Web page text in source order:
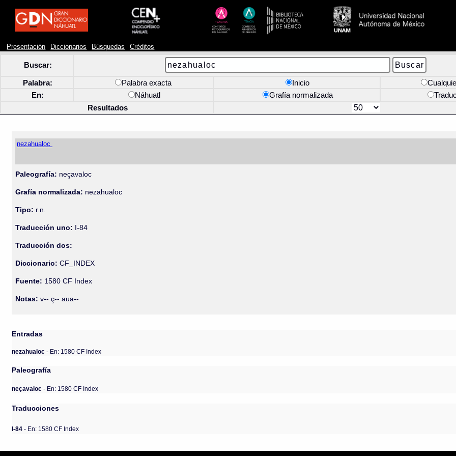
Presentación Diccionarios Búsquedas Créditos
Buscar:
Palabra: Palabra exacta Inicio
En:
Náhuatl Grafía normalizada
Resultados
nezahualoc
Paleografía: neçavaloc
Grafía normalizada: nezahualoc
Tipo: r.n.
Traducción uno: I-84
Traducción dos:
Diccionario:CF_INDEX
Fuente: 1580 CF Index
Notas: v-- ç-- aua--
Entradas
nezahualoc- En: 1580 CF Index
Paleografía
neçavaloc - En: 1580 CF Index
Traducciones
I-84 - En: 1580 CF Index